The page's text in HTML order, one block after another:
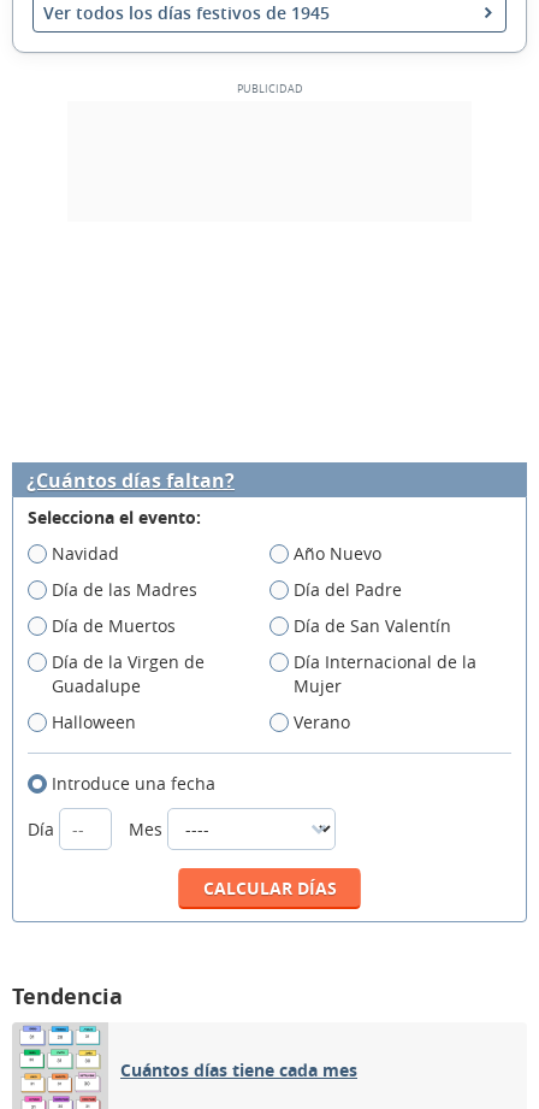
Ver todos los días festivos de 1945
¿Cuántos días faltan?
Selecciona el evento:
Navidad
Año Nuevo
Día de las Madres
Día del Padre
Día de Muertos
Día de San Valentín
Día de la Virgen de
Guadalupe
Día Internacional de la
Mujer
Halloween
Verano
Introduce una fecha
Día
Mes
Tendencia
Cuántos días tiene cada mes